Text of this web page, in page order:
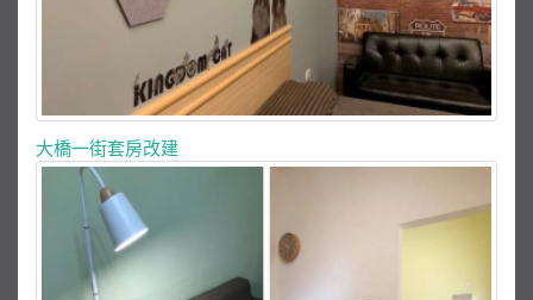
大橋一街套房改建